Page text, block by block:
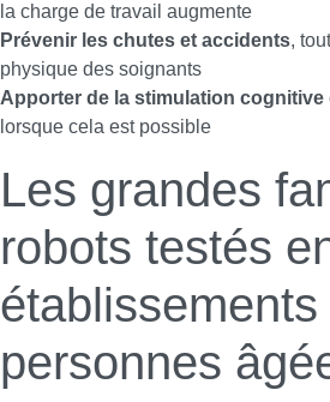
la charge de travail augmente
Prévenir les chutes et accidents,
physique des soignants
Apporter de la stimulation cognitive
lorsque cela est possible
Les grandes
robots testés
établissements
personnes